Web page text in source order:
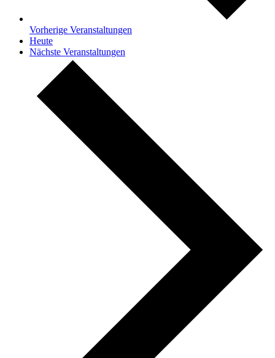
Vorherige Veranstaltungen
Heute
Nächste Veranstaltungen